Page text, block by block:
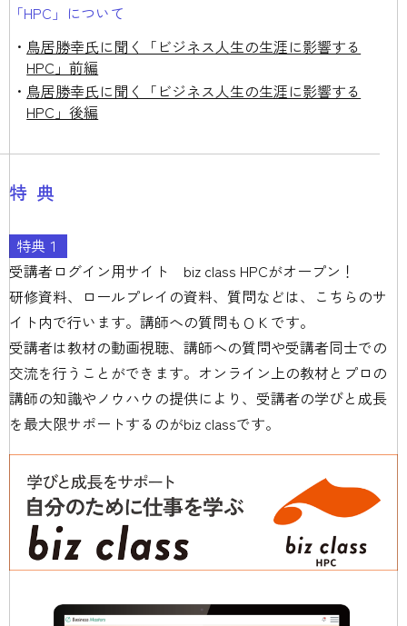
「HPC」について
鳥居勝幸氏に聞く「ビジネス人生の生涯に影響する
HPC」前編
鳥居勝幸氏に聞く「ビジネス人生の生涯に影響する
HPC」後編
特典
特典１
受講者ログイン用サイト biz class HPCがオープン！
研修資料、ロールプレイの資料、質問などは、こちらのサ
イト内で行います。講師への質問もＯＫです。
受講者は教材の動画視聴、講師への質問や受講者同士での
交流を行うことができます。オンライン上の教材とプロの
講師の知識やノウハウの提供により、受講者の学びと成長
を最大限サポートするのがbiz classです。